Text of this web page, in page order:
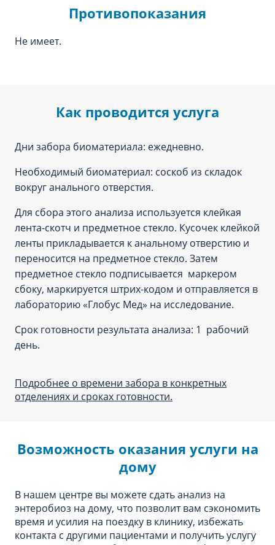
Противопоказания
Не имеет.
Как проводится услуга
Дни забора биоматериала: ежедневно.
Необходимый биоматериал: соскоб из складок
вокруг анального отверстия.
Для сбора этого анализа используется клейкая
лента-скотч и предметное стекло. Кусочек клейкой
ленты прикладывается к анальному отверстию и
переносится на предметное стекло. Затем
предметное стекло подписывается маркером
сбоку, маркируется штрих-кодом и отправляется в
лабораторию «Глобус Мед» на исследование.
Срок готовности результата анализа: 1 рабочий
день.
Подробнее о времени забора в конкретных
отделениях и сроках готовности.
Возможность оказания услуги на
дому
В нашем центре вы можете сдать анализ на
энтеробиоз на дому, что позволит вам сэкономить
время и усилия на поездку в клинику, избежать
контакта с другими пациентами и получить услугу